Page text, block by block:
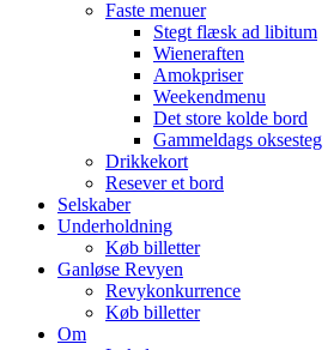
Faste menuer
Stegt flæsk ad libitum
Wieneraften
Amokpriser
Weekendmenu
Det store kolde bord
Gammeldags oksesteg
Drikkekort
Resever et bord
Selskaber
Underholdning
Køb billetter
Ganløse Revyen
Revykonkurrence
Køb billetter
Om